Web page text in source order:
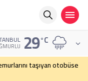
29°C
kavga